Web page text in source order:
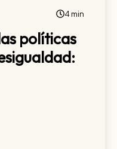
4 min
políticas